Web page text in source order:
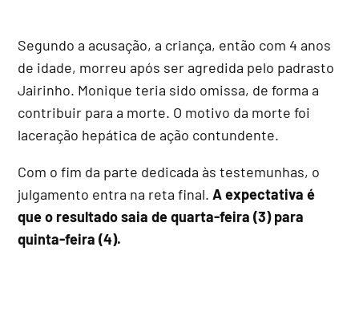
Segundo a acusação, a criança, então com 4 anos
de idade, morreu após ser agredida pelo padrasto
Jairinho. Monique teria sido omissa, de forma a
contribuir para a morte. O motivo da morte foi
laceração hepática de ação contundente.
Com o fim da parte dedicada às testemunhas, o
julgamento entra na reta final.A expectativa é
que o resultado saia de quarta-feira (3) para
quinta-feira (4).